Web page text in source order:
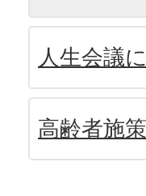
人生会議
高齢者施